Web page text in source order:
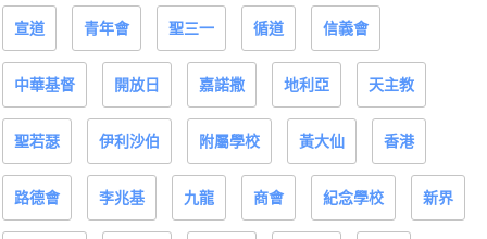
宣道 青年會 聖三一 循道 信義會
中華基督 開放日 嘉諾撒 地利亞 天主教
聖若瑟 伊利沙伯 附屬學校 黃大仙 香港
路德會 李兆基 九龍 商會 紀念學校 新界